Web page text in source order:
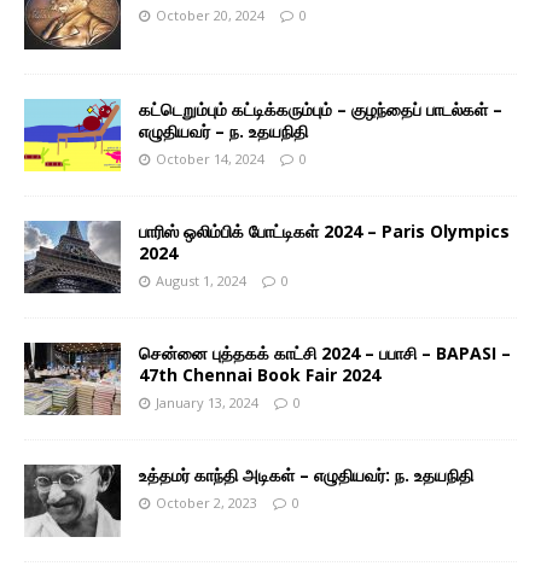
October 20, 2024 0
கட்டெறும்பும் கட்டிக்கரும்பும் – குழந்தைப் பாடல்கள் –
எழுதியவர் – ந. உதயநிதி
October 14, 2024 0
பாரிஸ் ஒலிம்பிக் போட்டிகள் 2024 – Paris Olympics
2024
August 1, 2024 0
சென்னை புத்தகக் காட்சி 2024 – பபாசி – BAPASI –
47th Chennai Book Fair 2024
January 13, 2024 0
உத்தமர் காந்தி அடிகள் – எழுதியவர்: ந. உதயநிதி
October 2, 2023 0